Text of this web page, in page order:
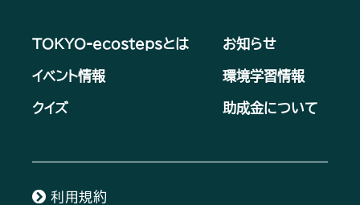
TOKYO-ecostepsとは お知らせ
イベント情報 環境学習情報
クイズ 助成金について
利用規約